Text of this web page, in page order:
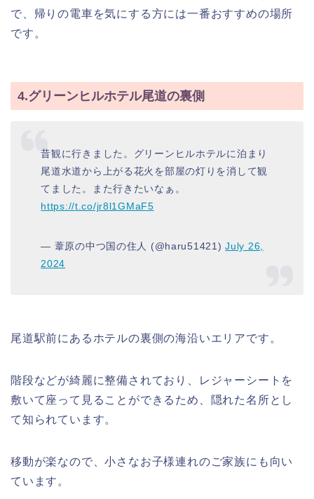
で、帰りの電車を気にする方には一番おすすめの場所
です。
4.グリーンヒルホテル尾道の裏側
昔観に行きました。グリーンヒルホテルに泊まり
尾道水道から上がる花火を部屋の灯りを消して観
てました。また行きたいなぁ。
https://t.co/jr8l1GMaF5
— 葦原の中つ国の住人 (@haru51421)July 26,
2024
尾道駅前にあるホテルの裏側の海沿いエリアです。
階段などが綺麗に整備されており、レジャーシートを
敷いて座って見ることができるため、隠れた名所とし
て知られています。
移動が楽なので、小さなお子様連れのご家族にも向い
ています。